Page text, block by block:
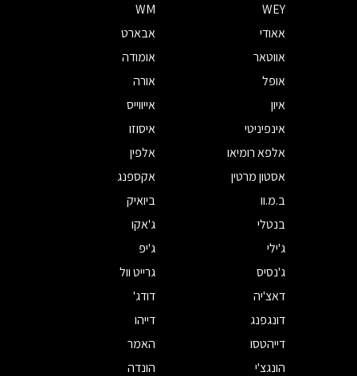
WEY
WM
אאודי
אבארט
אווטאר
אומודה
אופל
אורה
איון
אייווייס
אינפיניטי
איסוזו
אלפא רומיאו
אלפין
אסטון מרטין
אקספנג
ב.מ.וו
ביואיק
בנטלי
ג'אקו
ג'ילי
ג'יפ
ג'נסיס
גרייט וול
דאצ'יה
דודג'
דונגפנג
דייהו
דייהטסו
האמר
הונגצ'י
הונדה